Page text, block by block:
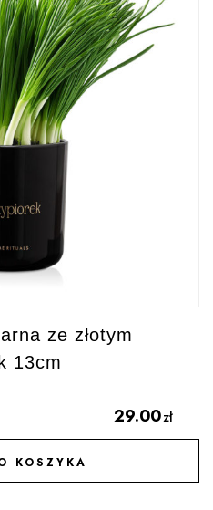
ze złotym
13cm
29.00zł
KOSZYKA
ULUBIONYCH